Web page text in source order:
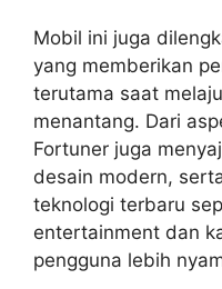
Mobil ini juga
yang memberikan
terutama saat
menantang. Dari
Fortuner juga
desain modern,
teknologi terbaru
entertainment dan
pengguna lebih